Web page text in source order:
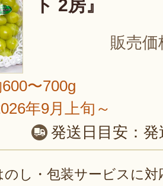
ト 2房』
販売価
〜700g
年9月上旬～
発送日目安： 発
し・包装サービスに対